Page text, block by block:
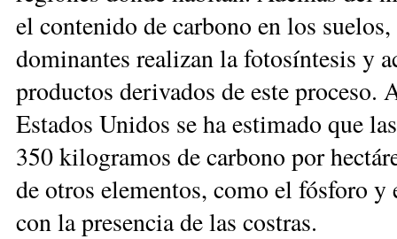
el contenido de carbono en los
dominantes realizan la fotosíntesis y
productos derivados de este proceso.
Estados Unidos se ha estimado que
350 kilogramos de carbono por
de otros elementos, como el fósforo
con la presencia de las costras.